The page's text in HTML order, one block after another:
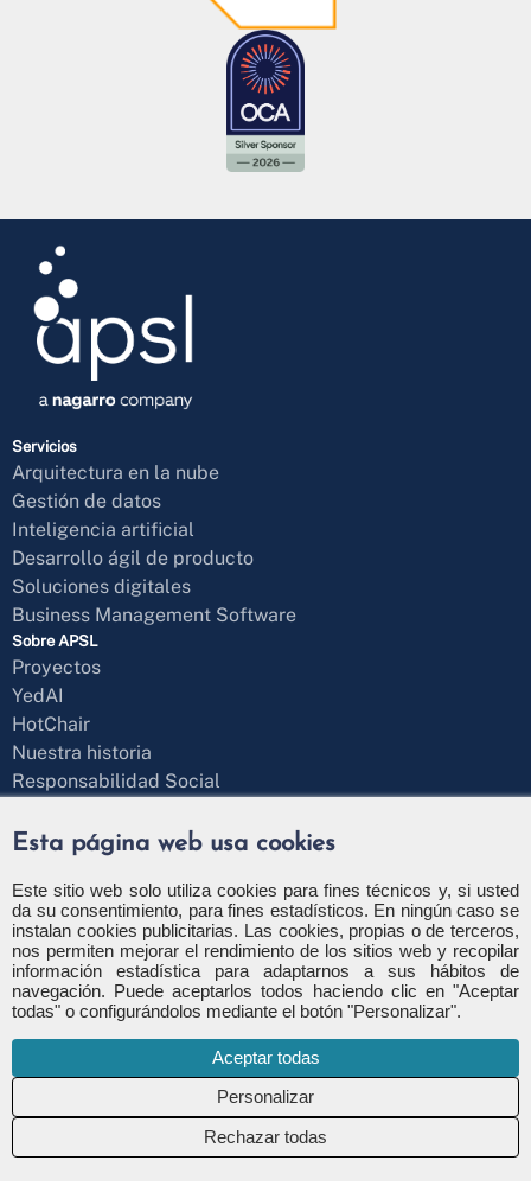
Servicios
Arquitectura en la nube
Gestión de datos
Inteligencia artificial
Desarrollo ágil de producto
Soluciones digitales
Business Management Software
Sobre APSL
Proyectos
YedAI
HotChair
Nuestra historia
Responsabilidad Social
¿Hablamos?
Formulario de contacto
+34 971 43 97 71
info@apsl.net
Política de cookies
Canal de denuncia
Esta página web usa cookies
Este sitio web solo utiliza cookies para fines técnicos y, si usted
da su consentimiento, para fines estadísticos. En ningún caso se
instalan cookies publicitarias. Las cookies, propias o de terceros,
nos permiten mejorar el rendimiento de los sitios web y recopilar
información estadística para adaptarnos a sus hábitos de
navegación. Puede aceptarlos todos haciendo clic en "Aceptar
todas" o configurándolos mediante el botón "Personalizar".
Aceptar todas
Rechazar todas